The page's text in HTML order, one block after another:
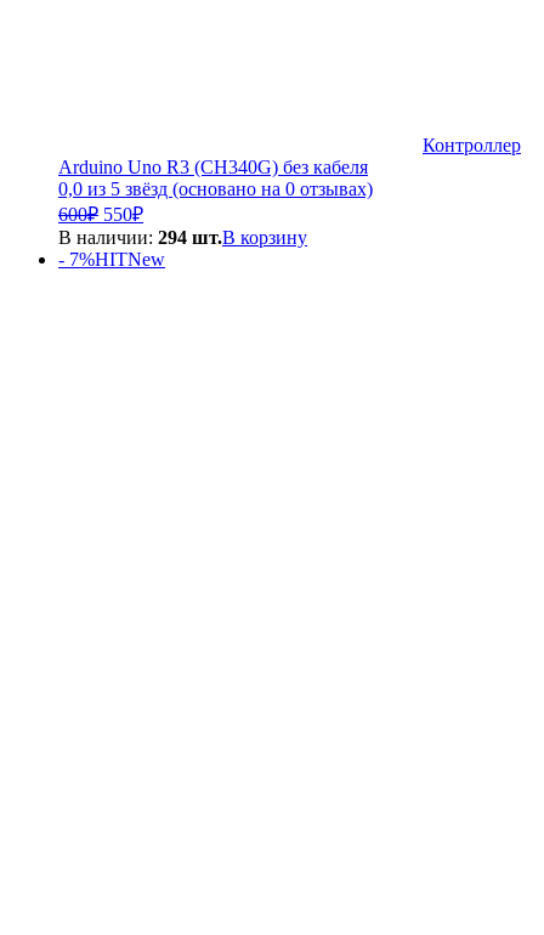
Контроллер
Arduino Uno R3 (CH340G) без кабеля
0,0 из 5 звёзд (основано на 0 отзывах)
600₽ Первоначальная
цена
составляла
550₽Текущая
цена:
550₽.
В наличии: 294 шт.В корзину
- 7%HITNew